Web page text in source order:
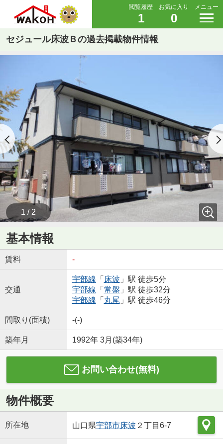
閲覧履歴
1
お気に入り
0
メニュー
セジュール床波Ｂの過去掲載物件情報
1 / 2
基本情報
賃料 -
交通
宇部線 「 床波 」駅 徒歩5分
宇部線 「 常盤 」駅 徒歩32分
宇部線 「 丸尾 」駅 徒歩46分
間取り(面積) -(-)
築年月 1992年 3月(築34年)
お問い合わせ(無料)
物件概要
所在地 山口県宇部市床波 ２丁目6-7